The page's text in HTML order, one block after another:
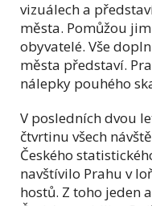
vizuálech a
města. Pomůžou
obyvatelé. Vše
města představí.
nálepky pouhého
V posledních dvou
čtvrtinu všech
Českého
navštívilo Prahu v
hostů. Z toho jeden